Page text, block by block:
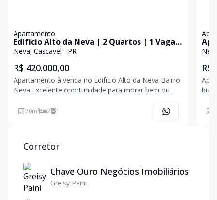
Apartamento
Edifício Alto da Neva | 2 Quartos | 1 Vaga
Coberta | R$ 420.000,00
Neva, Cascavel - PR
R$ 420.000,00
Apartamento à venda no Edifício Alto da Neva Bairro
Neva Excelente oportunidade para morar bem ou
Neva, o imóvel conta com ótima localização,
próximo a panificadora, academia, farmácia e escola,
70m² 2 1
R$
Apartamento
Corretor
Chave Ouro Negócios Imobiliários
Greisy Paini